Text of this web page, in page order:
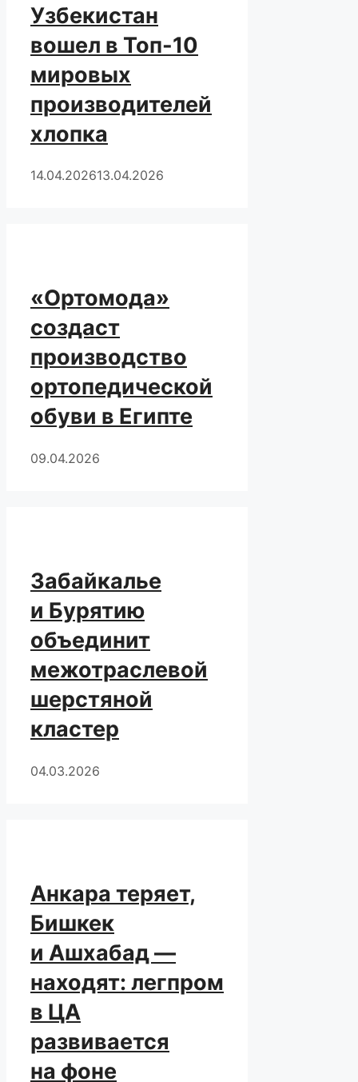
Узбекистан
вошел в Топ-10
мировых
производителей
хлопка
14.04.202613.04.2026
«Ортомода»
создаст
производство
ортопедической
обуви в Египте
09.04.2026
Забайкалье
и Бурятию
объединит
межотраслевой
шерстяной
кластер
04.03.2026
Анкара теряет,
Бишкек
и Ашхабад —
находят: легпром
в ЦА
развивается
на фоне